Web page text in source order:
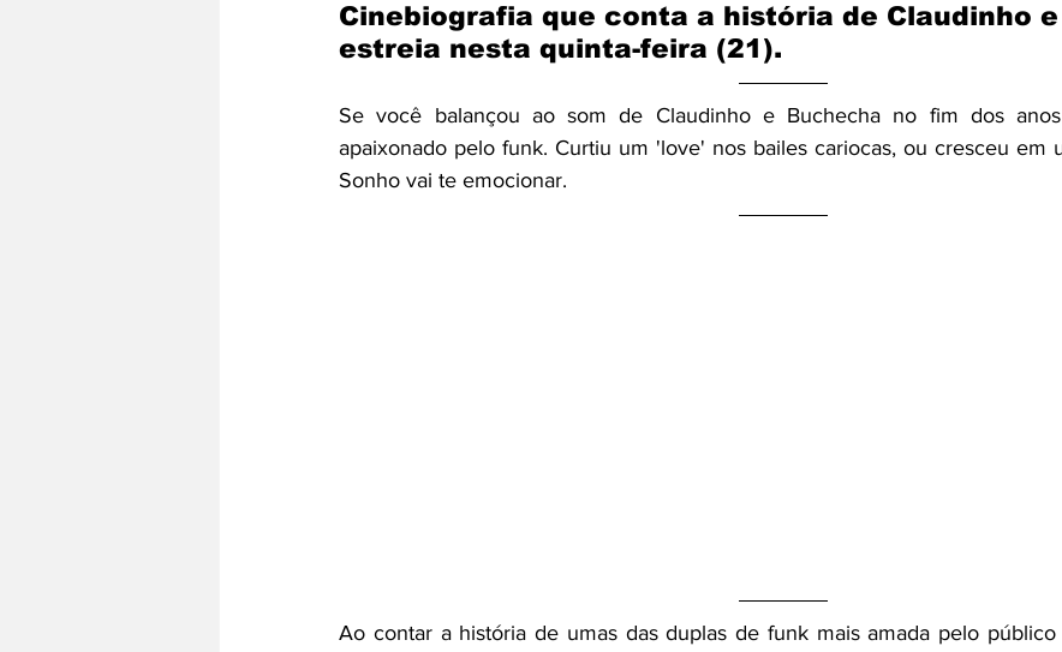
Cinebiografia que conta a história de Claudinho
estreia nesta quinta-feira (21).
Se você balançou ao som de Claudinho e Buchecha no fim dos
apaixonado pelo funk. Curtiu um 'love' nos bailes cariocas, ou cresceu em
Sonho vai te emocionar.
Ao contar a história de umas das duplas de funk mais amada pelo